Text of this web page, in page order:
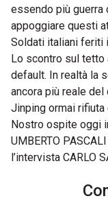
essendo più guerra
appoggiare questi
Soldati italiani feriti
Lo scontro sul tetto
default. In realtà la
ancora più reale
Jinping ormai
Nostro ospite oggi
UMBERTO
l’intervista CARLO